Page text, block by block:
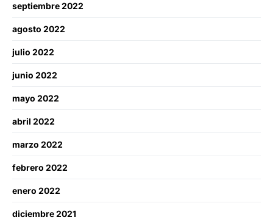
septiembre 2022
agosto 2022
julio 2022
junio 2022
mayo 2022
abril 2022
marzo 2022
febrero 2022
enero 2022
diciembre 2021